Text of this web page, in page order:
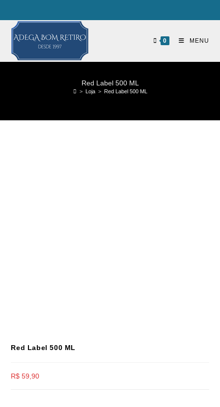
0 MENU
Red Label 500 ML
> Loja > Red Label 500 ML
Red Label 500 ML
R$ 59,90